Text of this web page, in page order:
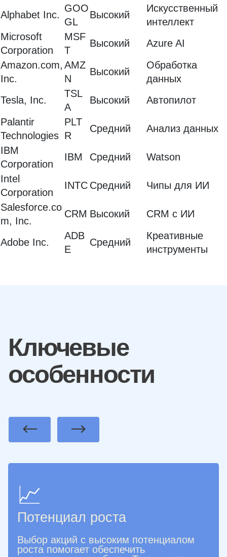
Alphabet Inc.
GOO
GL
Высокий
Искусственный
интеллект
Microsoft
Corporation
MSF
T
Высокий
Azure AI
Amazon.com,
Inc.
AMZ
N
Высокий
Обработка
данных
Tesla, Inc.
TSL
A
Высокий
Автопилот
Palantir
Technologies
PLT
R
Средний
Анализ данных
IBM
Corporation
IBM Средний
Watson
Intel
Corporation
INTC Средний
Чипы для ИИ
Salesforce.co
m, Inc.
CRM Высокий CRM с ИИ
Adobe Inc.
ADB
E
Средний
Креативные
инструменты
Ключевые
особенности
📈
Потенциал роста
Выбор акций с высоким потенциалом
роста помогает обеспечить
PreviousNext